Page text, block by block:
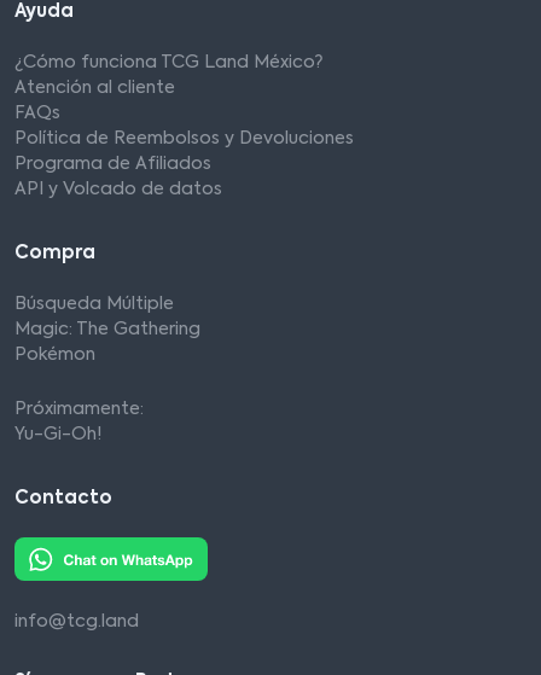
Ayuda
¿Cómo funciona TCG Land México?
Atención al cliente
FAQs
Política de Reembolsos y Devoluciones
Programa de Afiliados
API y Volcado de datos
Compra
Búsqueda Múltiple
Magic: The Gathering
Pokémon
Próximamente:
Yu-Gi-Oh!
Contacto
info@tcg.land